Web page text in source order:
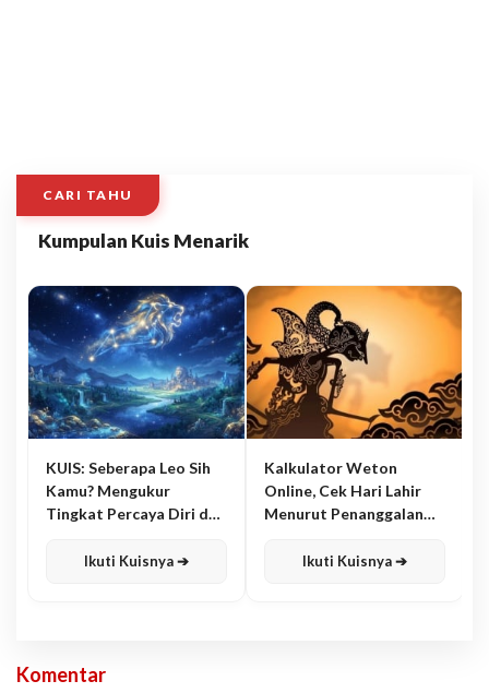
CARI TAHU
Kumpulan Kuis Menarik
KUIS: Seberapa Leo Sih
Kamu? Mengukur
Tingkat Percaya Diri dan
Ikuti Kuisnya ➔
Kalkulator Weton
Online, Cek Hari Lahir
Menurut Penanggalan
Ikuti Kuisnya ➔
Komentar